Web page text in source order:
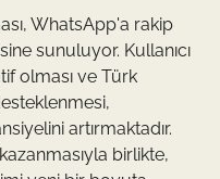
WhatsApp'a rakip
sunuluyor. Kullanıcı
olması ve Türk
artırmaktadır.
birlikte,